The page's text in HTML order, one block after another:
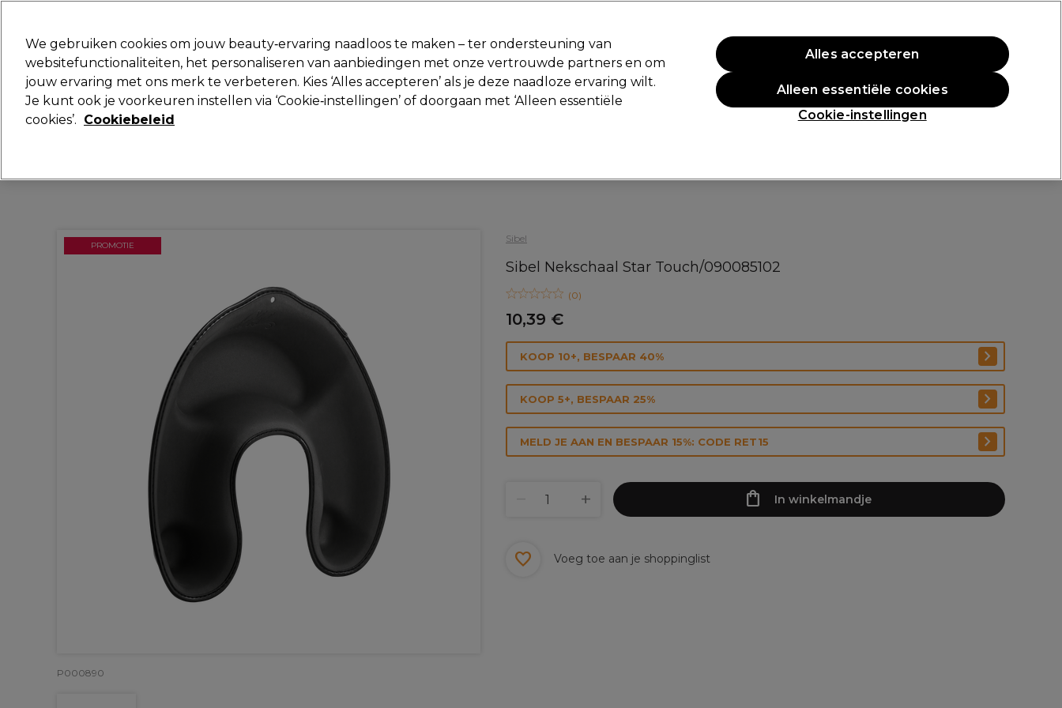
Aanmelden
Merken Deals Haar Elektra Beauty Salon interieur Mannen Vegan Nieuwe producten Professionele Awards
Volgende dag geleverd*
Sibel
Sibel Nekschaal Star Touch/090085102
(0)
10,39 €
PROMOTIE
P000890
KOOP 10+, BESPAAR 40%
KOOP 5+, BESPAAR 25%
MELD JE AAN EN BESPAAR 15%: CODE RET15
In winkelmandje
Voeg toe aan je shoppinglist
We gebruiken cookies om jouw beauty‑ervaring naadloos te maken – ter ondersteuning van
websitefunctionaliteiten, het personaliseren van aanbiedingen met onze vertrouwde partners en om
jouw ervaring met ons merk te verbeteren. Kies ‘Alles accepteren’ als je deze naadloze ervaring wilt.
Je kunt ook je voorkeuren instellen via ‘Cookie‑instellingen’ of doorgaan met ‘Alleen essentiële
cookies’. Cookiebeleid Cookie-instellingen
Alleen essentiële cookies
Alles accepteren